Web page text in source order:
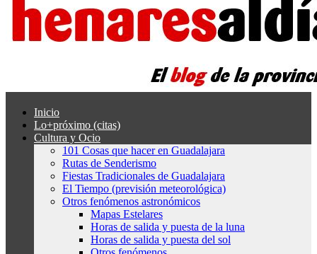
Inicio
Lo+próximo (citas)
Cultura y Ocio
101 Cosas que hacer en Guadalajara
Rutas de Senderismo
Fiestas Tradicionales de Guadalajara
El Tiempo (previsión meteorológica)
Otros fenómenos astronómicos
Mapas Estelares
Horas de salida y puesta de la luna
Horas de salida y puesta del sol